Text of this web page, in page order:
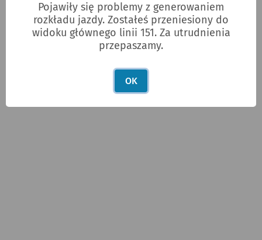
Pojawiły się problemy z generowaniem
rozkładu jazdy. Zostałeś przeniesiony do
widoku głównego linii 151. Za utrudnienia
przepaszamy.
OK